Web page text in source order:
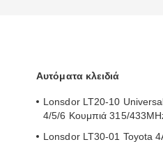
Αυτόματα κλειδιά
Lonsdor LT20-10
4/5/6 Κουμπιά 315/
Lonsdor LT30-01 Toyota